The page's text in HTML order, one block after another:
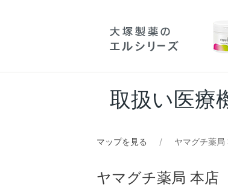
取扱い医療
マップを見る ヤマグチ薬局
ヤマグチ薬局 本店